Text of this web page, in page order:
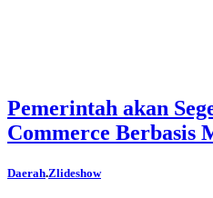
Pemerintah akan
Commerce Berbasis
Daerah.Zlideshow